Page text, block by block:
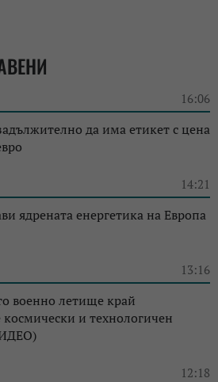
16:06
да има етикет с цена
14:21
ядрената енергетика на Европа
13:16
военно летище край
и технологичен
12:18